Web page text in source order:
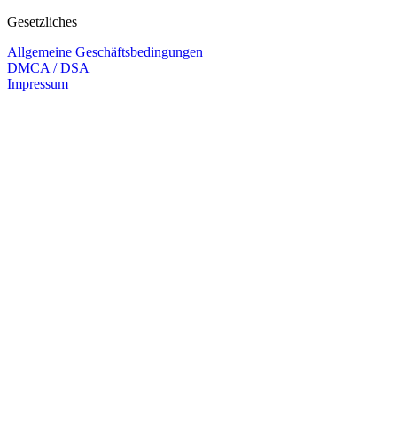
Gesetzliches
Allgemeine Geschäftsbedingungen
DMCA / DSA
Impressum